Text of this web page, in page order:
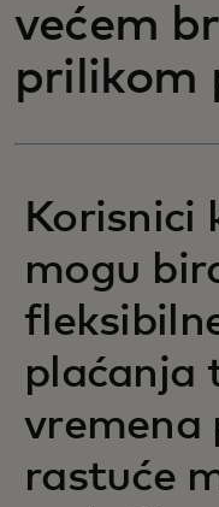
većem
prilikom
Korisnici
mogu
plaćanja
vremena
rastuće